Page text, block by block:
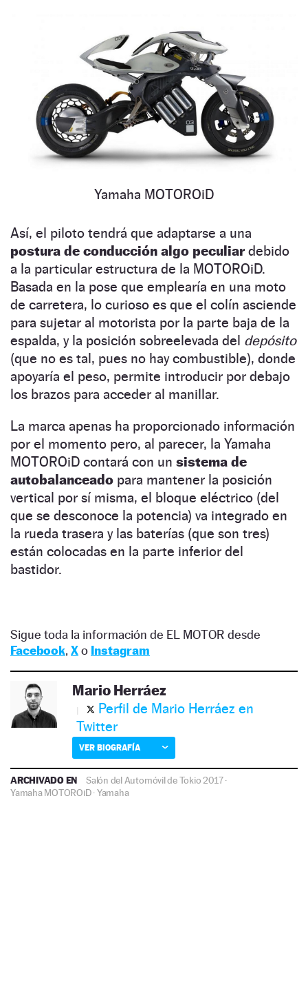
Yamaha MOTOROiD
Así, el piloto tendrá que adaptarse a una
postura de conducción algo peculiardebido
a la particular estructura de la MOTOROiD.
Basada en la pose que emplearía en una moto
de carretera, lo curioso es que el colín asciende
para sujetar al motorista por la parte baja de la
espalda, y la posición sobreelevada del depósito
(que no es tal, pues no hay combustible), donde
apoyaría el peso, permite introducir por debajo
los brazos para acceder al manillar.
La marca apenas ha proporcionado información
por el momento pero, al parecer, la Yamaha
MOTOROiD contará con un sistema de
autobalanceado para mantener la posición
vertical por sí misma, el bloque eléctrico (del
que se desconoce la potencia) va integrado en
la rueda trasera y las baterías (que son tres)
están colocadas en la parte inferior del
bastidor.
Sigue toda la información de EL MOTOR desde
Facebook, Xo Instagram
Mario Herráez
Perfil de Mario Herráez en
Twitter
VER BIOGRAFÍA
ARCHIVADO EN Salón del Automóvil de Tokio 2017·
Yamaha MOTOROiD·Yamaha